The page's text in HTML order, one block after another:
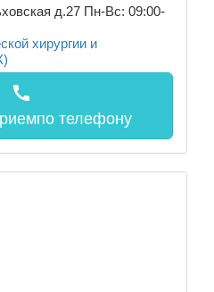
д.27 Пн-Вс: 09:00-
call
по телефону